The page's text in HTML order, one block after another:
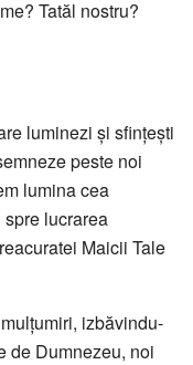
Tatăl nostru?
luminezi şi sfinţeşti
peste noi
lumina cea
lucrarea
Maicii Tale
izbăvindu-
de Dumnezeu, noi